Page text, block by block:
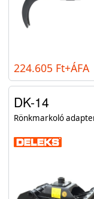
224.605 Ft+ÁFA
DK-14
Rönkmarkoló